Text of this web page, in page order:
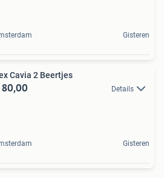
Gisteren
Cavia 2 Beertjes
Details
Gisteren